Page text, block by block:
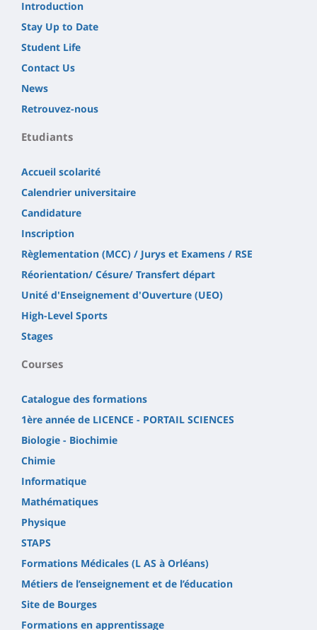
Introduction
Stay Up to Date
Student Life
Contact Us
News
Retrouvez-nous
Etudiants
Accueil scolarité
Calendrier universitaire
Candidature
Inscription
Règlementation (MCC) / Jurys et Examens / RSE
Réorientation/ Césure/ Transfert départ
Unité d'Enseignement d'Ouverture (UEO)
High-Level Sports
Stages
Courses
Catalogue des formations
1ère année de LICENCE - PORTAIL SCIENCES
Biologie - Biochimie
Chimie
Informatique
Mathématiques
Physique
STAPS
Formations Médicales (L AS à Orléans)
Métiers de l’enseignement et de l’éducation
Site de Bourges
Formations en apprentissage